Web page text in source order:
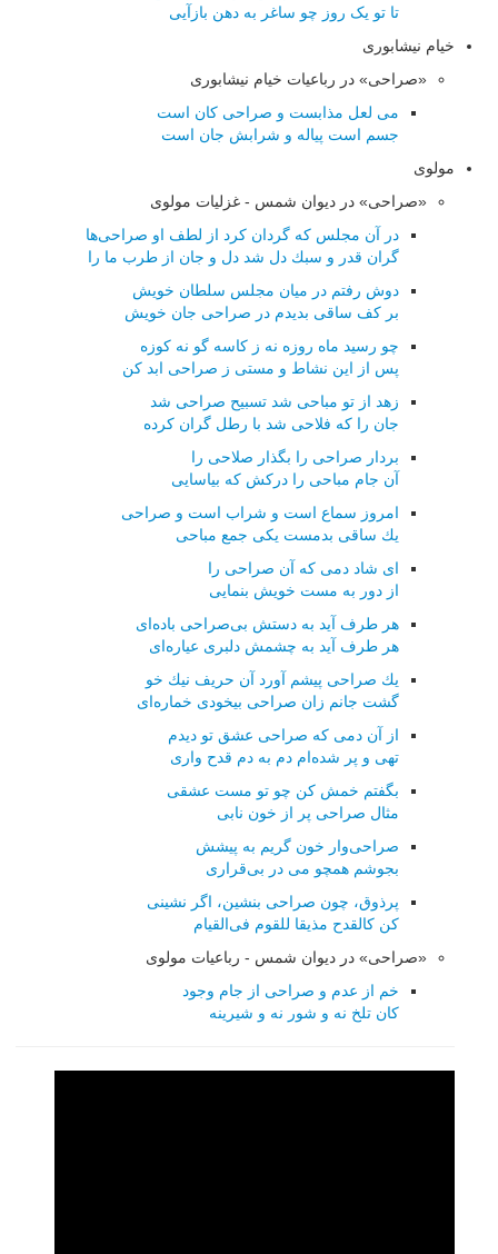
تا تو یک روز چو ساغر به دهن بازآیی
خیام نیشابوری
«صراحی» در رباعیات خیام نیشابوری
می لعل مذابست و صراحی کان است
جسم است پیاله و شرابش جان است
مولوی
«صراحی» در دیوان شمس - غزلیات مولوی
در آن مجلس كه گردان كرد از لطف او صراحی‌ها
گران قدر و سبك دل شد دل و جان از طرب ما را
دوش رفتم در میان مجلس سلطان خویش
بر كف ساقی بدیدم در صراحی جان خویش
چو رسید ماه روزه نه ز كاسه گو نه كوزه
پس از این نشاط و مستی ز صراحی ابد كن
زهد از تو مباحی شد تسبیح صراحی شد
جان را كه فلاحی شد با رطل گران كرده
بردار صراحی را بگذار صلاحی را
آن جام مباحی را دركش كه بیاسایی
امروز سماع است و شراب است و صراحی
یك ساقی بدمست یكی جمع مباحی
ای شاد دمی كه آن صراحی را
از دور به مست خویش بنمایی
هر طرف آید به دستش بی‌صراحی باده‌ای
هر طرف آید به چشمش دلبری عیاره‌ای
یك صراحی پیشم آورد آن حریف نیك خو
گشت جانم زان صراحی بیخودی خماره‌ای
از آن دمی كه صراحی عشق تو دیدم
تهی و پر شده‌ام دم به دم قدح واری
بگفتم خمش كن چو تو مست عشقی
مثال صراحی پر از خون نابی
صراحی‌وار خون گریم به پیشش
بجوشم همچو می در بی‌قراری
پرذوق، چون صراحی بنشین، اگر نشینی
كن كالقدح مذیقا للقوم فی‌القیام
«صراحی» در دیوان شمس - رباعیات مولوی
خم از عدم و صراحی از جام وجود
کان تلخ نه و شور نه و شیرینه